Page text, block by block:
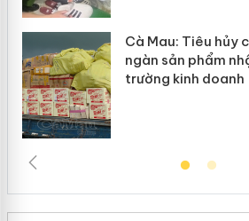
Cà Mau: Tiêu hủy
ngàn sản phẩm
trường kinh doanh